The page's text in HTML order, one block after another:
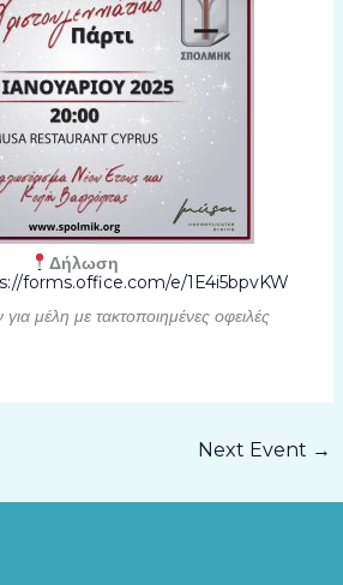
Δήλωση
forms.office.com/e/1E4i5bpvKW
μέλη με τακτοποιημένες οφειλές
Next Event →